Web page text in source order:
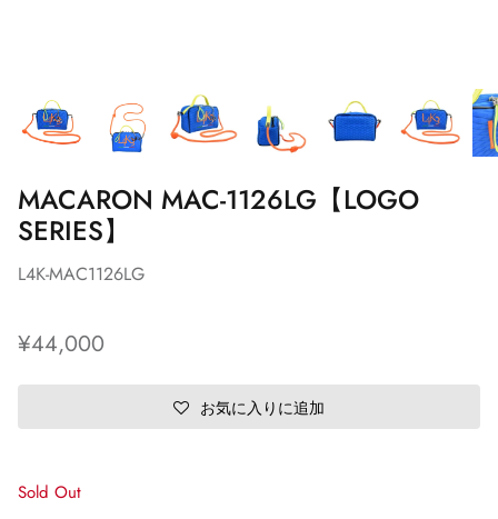
MACARON MAC-1126LG【LOGO
SERIES】
L4K-MAC1126LG
¥44,000
お気に入りに追加
Sold Out